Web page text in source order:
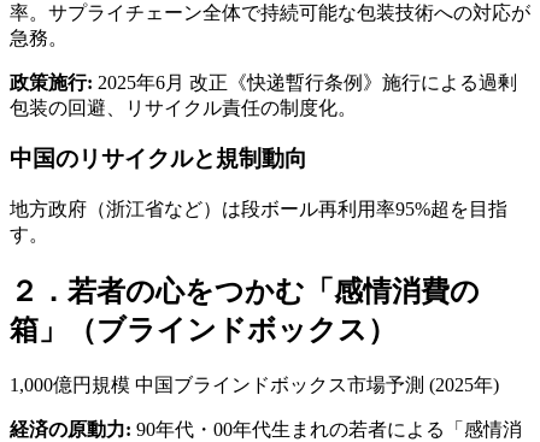
率。サプライチェーン全体で持続可能な包装技術への対応が
急務。
政策施行: 2025年6月 改正《快递暫行条例》施行による過剰
包装の回避、リサイクル責任の制度化。
中国のリサイクルと規制動向
地方政府（浙江省など）は段ボール再利用率95%超を目指
す。
２．若者の心をつかむ「感情消費の
箱」（ブラインドボックス）
1,000億円規模 中国ブラインドボックス市場予測 (2025年)
経済の原動力: 90年代・00年代生まれの若者による「感情消